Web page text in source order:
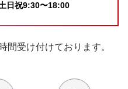
日祝9:30〜18:00
間受け付けております。